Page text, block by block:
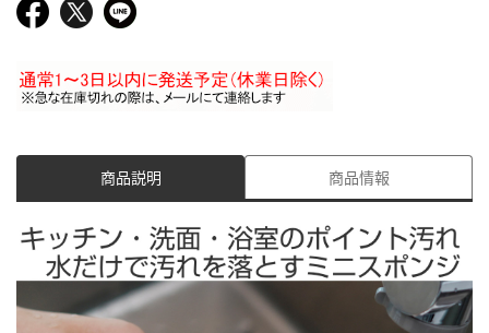
商品説明 商品情報